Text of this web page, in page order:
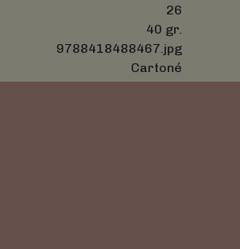
26
40 gr.
9788418488467.jpg
Cartoné